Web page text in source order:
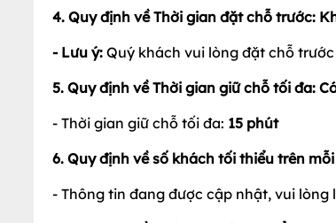
Quy định
1. Quy định về đặt cọc: Có, cụ thể như sau:
- Đoàn khách từ20người trở lên đặt cọc,
2. Quy định về ưu đãi: Có, cụ thể như sau:
- Ưu đãi không được áp dụng các
Tháng 4 (
Ngày 30 ); Tháng 5 ( Ngày 1 );